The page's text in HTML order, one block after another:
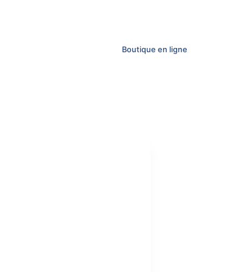
Boutique en ligne